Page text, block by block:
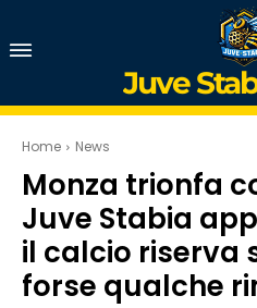
Juve
Home News
Monza trionfa
Juve Stabia
il calcio riserva
forse qualche